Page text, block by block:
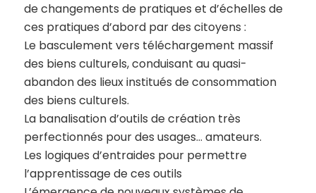
de changements de pratiques et d’échelles de
ces pratiques d’abord par des citoyens :
Le basculement vers téléchargement massif
des biens culturels, conduisant au quasi-
abandon des lieux institués de consommation
des biens culturels.
La banalisation d’outils de création très
perfectionnés pour des usages… amateurs.
Les logiques d’entraides pour permettre
l’apprentissage de ces outils